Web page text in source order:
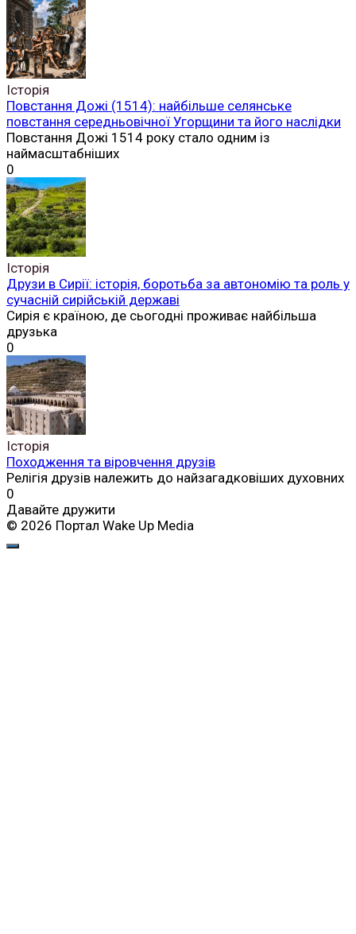
Історія
Повстання Дожі (1514): найбільше селянське
повстання середньовічної Угорщини та його наслідки
Повстання Дожі 1514 року стало одним із
наймасштабніших
0
Історія
Друзи в Сирії: історія, боротьба за автономію та роль у
сучасній сирійській державі
Сирія є країною, де сьогодні проживає найбільша
друзька
0
Історія
Походження та віровчення друзів
Релігія друзів належить до найзагадковіших духовних
0
Давайте дружити
© 2026 Портал Wake Up Media